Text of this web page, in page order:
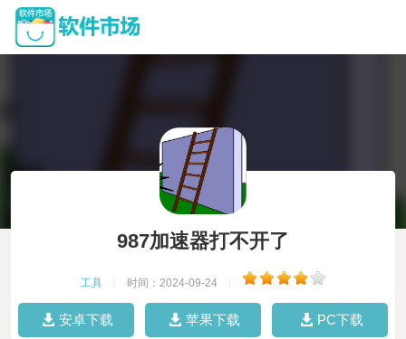
987加速器打不开了
工具 时间：2024-09-24
安卓下载 苹果下载 PC下载